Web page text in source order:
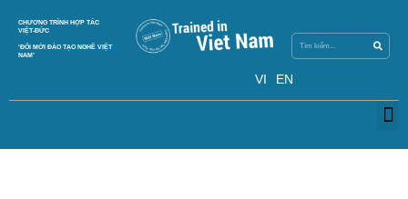
CHƯƠNG TRÌNH HỢP TÁC
VIỆT-ĐỨC
‘ĐỔI MỚI ĐÀO TẠO NGHỀ VIỆT
NAM’
VI EN